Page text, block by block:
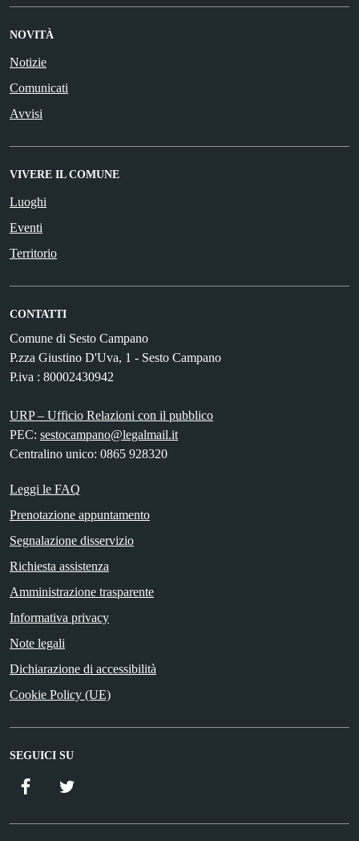
NOVITÀ
Notizie
Comunicati
Avvisi
VIVERE IL COMUNE
Luoghi
Eventi
Territorio
CONTATTI
Comune di Sesto Campano
P.zza Giustino D'Uva, 1 - Sesto Campano
P.iva : 80002430942
URP – Ufficio Relazioni con il pubblico
PEC: sestocampano@legalmail.it
Centralino unico: 0865 928320
Leggi le FAQ
Prenotazione appuntamento
Segnalazione disservizio
Richiesta assistenza
Amministrazione trasparente
Informativa privacy
Note legali
Dichiarazione di accessibilità
Cookie Policy (UE)
SEGUICI SU
Facebook